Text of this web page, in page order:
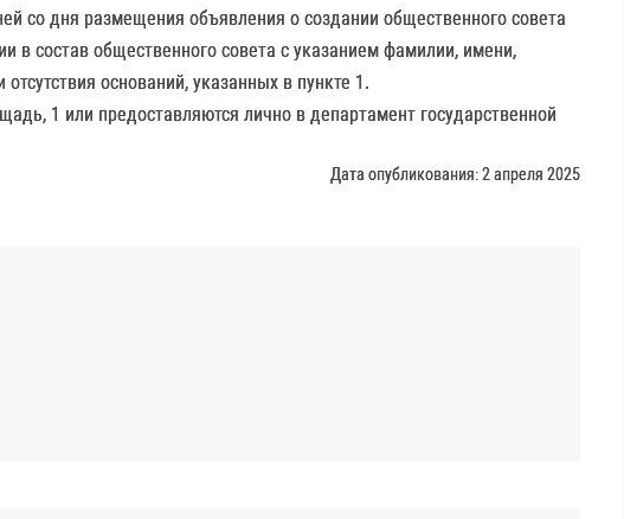
со дня размещения объявления о создании общественного совета
в состав общественного совета с указанием фамилии, имени,
оснований, указанных в пункте 1.
1 или предоставляются лично в департамент государственной
Дата опубликования: 2 апреля 2025